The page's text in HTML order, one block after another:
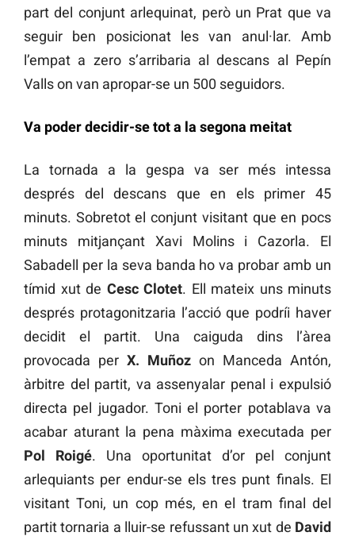
part del conjunt arlequinat, però un Prat que va
seguir ben posicionat les van anul·lar. Amb
l’empat a zero s’arribaria al descans al Pepín
Valls on van apropar-se un 500 seguidors.
Va poder decidir-se tot a la segona meitat
La tornada a la gespa va ser més intessa
després del descans que en els primer 45
minuts. Sobretot el conjunt visitant que en pocs
minuts mitjançant Xavi Molins i Cazorla. El
Sabadell per la seva banda ho va probar amb un
tímid xut de Cesc Clotet. Ell mateix uns minuts
després protagonitzaria l’acció que podríi haver
decidit el partit. Una caiguda dins l’àrea
provocada per X. Muñoz on Manceda Antón,
àrbitre del partit, va assenyalar penal i expulsió
directa pel jugador. Toni el porter potablava va
acabar aturant la pena màxima executada per
Pol Roigé. Una oportunitat d’or pel conjunt
arlequiants per endur-se els tres punt finals. El
visitant Toni, un cop més, en el tram final del
partit tornaria a lluir-se refussant un xut de David